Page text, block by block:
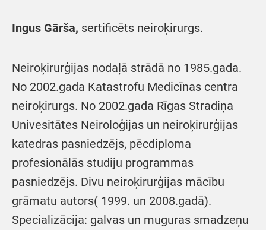
Ingus Gārša, sertificēts neiroķirurgs.
Neiroķirurģijas nodaļā strādā no 1985.gada.
No 2002.gada Katastrofu Medicīnas centra
neiroķirurgs. No 2002.gada Rīgas Stradiņa
Univesitātes Neiroloģijas un neiroķirurģijas
katedras pasniedzējs, pēcdiploma
profesionālās studiju programmas
pasniedzējs. Divu neiroķirurģijas mācību
grāmatu autors( 1999. un 2008.gadā).
Specializācija: galvas un muguras smadzeņu